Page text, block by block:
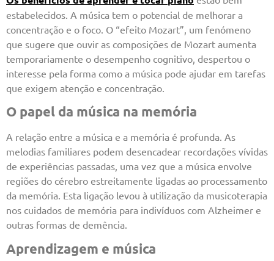
estabelecidos. A música tem o potencial de melhorar a
concentração e o foco. O “efeito Mozart”, um fenómeno
que sugere que ouvir as composições de Mozart aumenta
temporariamente o desempenho cognitivo, despertou o
interesse pela forma como a música pode ajudar em tarefas
que exigem atenção e concentração.
O papel da música na memória
A relação entre a música e a memória é profunda. As
melodias familiares podem desencadear recordações vívidas
de experiências passadas, uma vez que a música envolve
regiões do cérebro estreitamente ligadas ao processamento
da memória. Esta ligação levou à utilização da musicoterapia
nos cuidados de memória para indivíduos com Alzheimer e
outras formas de demência.
Aprendizagem e música